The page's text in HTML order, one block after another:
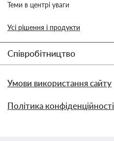
Теми в центрі уваги
Усі рішення і продукти
Співробітництво
Умови використання сайту
Політика конфіденційності